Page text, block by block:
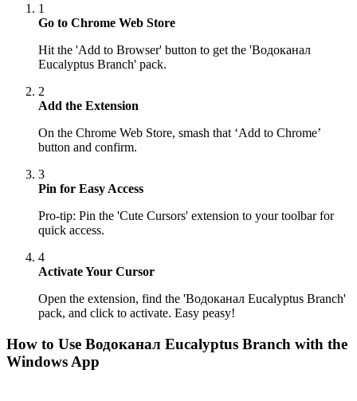
1
Go to Chrome Web Store
Hit the 'Add to Browser' button to get the 'Водоканал
Eucalyptus Branch' pack.
2
Add the Extension
On the Chrome Web Store, smash that ‘Add to Chrome’
button and confirm.
3
Pin for Easy Access
Pro-tip: Pin the 'Cute Cursors' extension to your toolbar for
quick access.
4
Activate Your Cursor
Open the extension, find the 'Водоканал Eucalyptus Branch'
pack, and click to activate. Easy peasy!
How to Use Водоканал Eucalyptus Branch with the
Windows App